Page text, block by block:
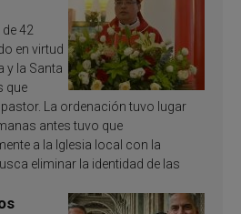
42
en virtud
y la Santa
que
pastor. La ordenación tuvo lugar
antes tuvo que
a la Iglesia local con la
eliminar la identidad de las